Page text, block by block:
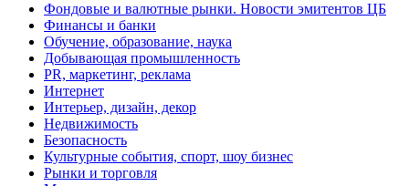
Фондовые и валютные рынки. Новости эмитентов ЦБ
Финансы и банки
Обучение, образование, наука
Добывающая промышленность
PR, маркетинг, реклама
Интернет
Интерьер, дизайн, декор
Недвижимость
Безопасность
Культурные события, спорт, шоу бизнес
Рынки и торговля